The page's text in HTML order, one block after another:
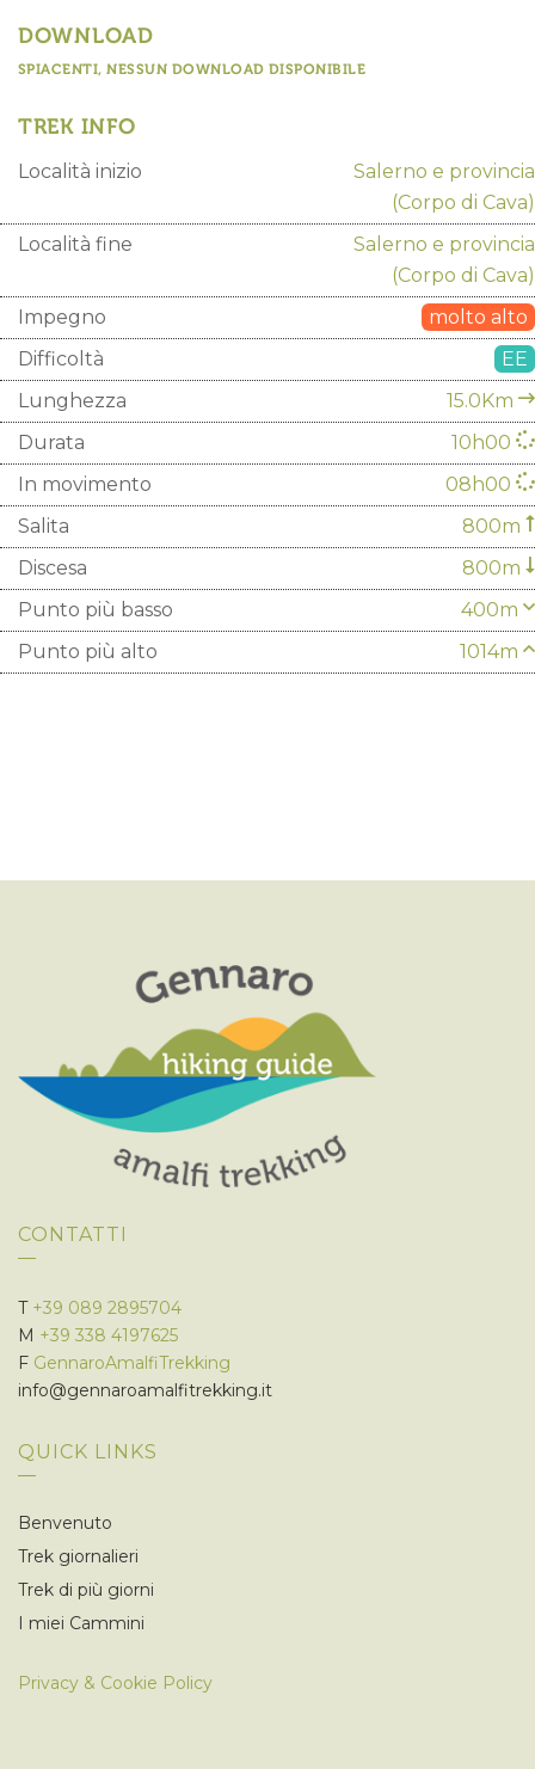
DOWNLOAD
SPIACENTI, NESSUN DOWNLOAD DISPONIBILE
TREK INFO
Località inizio
Salerno e provincia
(Corpo di Cava)
Località fine
Salerno e provincia
(Corpo di Cava)
Impegno
molto alto
Difficoltà
EE
Lunghezza
15.0Km
Durata
10h00
In movimento
08h00
Salita
800m
Discesa
800m
Punto più basso
400m
Punto più alto
1014m
CONTATTI
T +39 089 2895704
M +39 338 4197625
F GennaroAmalfiTrekking
info@gennaroamalfitrekking.it
QUICK LINKS
Benvenuto
Trek giornalieri
Trek di più giorni
I miei Cammini
Privacy & Cookie Policy